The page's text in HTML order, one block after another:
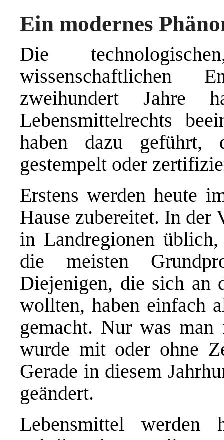
Ein modernes
Die
wissenschaftlichen
zweihundert Jahre
Lebensmittelrechts
haben dazu geführt,
gestempelt oder
Erstens werden heute
Hause zubereitet. In der
in Landregionen
die meisten
Diejenigen, die sich an
wollten, haben einfach
gemacht. Nur was
wurde mit oder ohne
Gerade in diesem
geändert.
Lebensmittel werden